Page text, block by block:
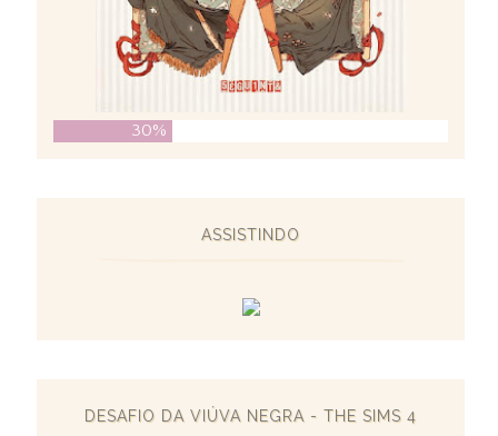
30%
ASSISTINDO
DESAFIO DA VIÚVA NEGRA - THE SIMS 4